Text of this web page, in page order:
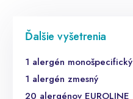
Ďalšie vyšetrenia
1 alergén monošpecifický
1 alergén zmesný
20 alergénov EUROLINE